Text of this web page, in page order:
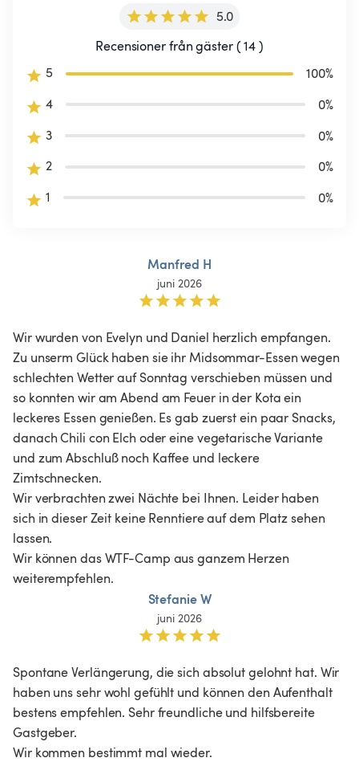
5.0
Recensioner från gäster ( 14 )
5
100%
4
0%
3
0%
2
0%
1
0%
Manfred H
juni 2026
Wir wurden von Evelyn und Daniel herzlich empfangen.
Zu unserm Glück haben sie ihr Midsommar-Essen wegen
schlechten Wetter auf Sonntag verschieben müssen und
so konnten wir am Abend am Feuer in der Kota ein
leckeres Essen genießen. Es gab zuerst ein paar Snacks,
danach Chili con Elch oder eine vegetarische Variante
und zum Abschluß noch Kaffee und leckere
Zimtschnecken.
Wir verbrachten zwei Nächte bei Ihnen. Leider haben
sich in dieser Zeit keine Renntiere auf dem Platz sehen
lassen.
Wir können das WTF-Camp aus ganzem Herzen
weiterempfehlen.
Stefanie W
juni 2026
Spontane Verlängerung, die sich absolut gelohnt hat. Wir
haben uns sehr wohl gefühlt und können den Aufenthalt
bestens empfehlen. Sehr freundliche und hilfsbereite
Gastgeber.
Wir kommen bestimmt mal wieder.